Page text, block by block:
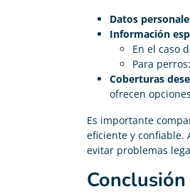
Datos
Información
En el caso
Para
Coberturas
ofrecen
Es importante
eficiente y confiable.
evitar problemas
Conclusión